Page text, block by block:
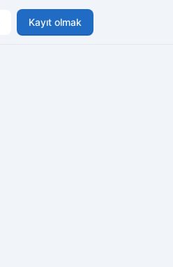
Kayıt olmak